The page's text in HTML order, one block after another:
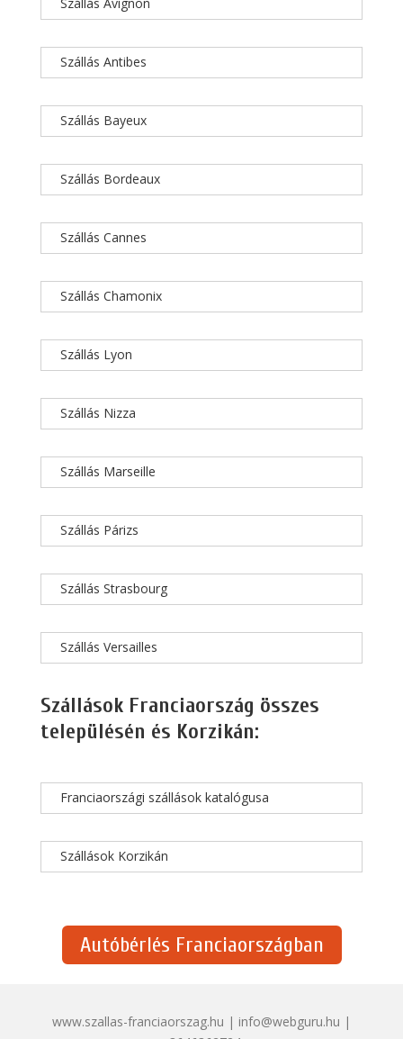
Szállás Antibes
Szállás Bayeux
Szállás Bordeaux
Szállás Cannes
Szállás Chamonix
Szállás Lyon
Szállás Nizza
Szállás Marseille
Szállás Párizs
Szállás Strasbourg
Szállás Versailles
Szállások Franciaország összes
településén és Korzikán:
Franciaországi szállások katalógusa
Szállások Korzikán
Autóbérlés Franciaországban
www.szallas-franciaorszag.hu | info@webguru.hu |